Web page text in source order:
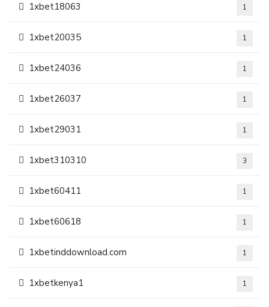
1xbet18063 1
1xbet20035 1
1xbet24036 1
1xbet26037 1
1xbet29031 1
1xbet310310 3
1xbet60411 1
1xbet60618 1
1xbetinddownload.com 1
1xbetkenya1 1